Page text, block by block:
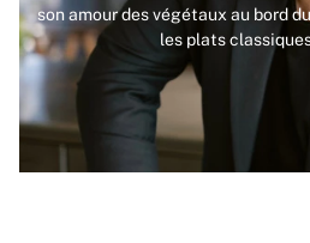
son amour des végétaux au bord
les plats